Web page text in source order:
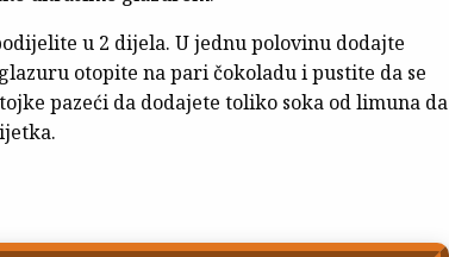
u 2 dijela. U jednu polovinu dodajte
otopite na pari čokoladu i pustite da se
pazeći da dodajete toliko soka od limuna da